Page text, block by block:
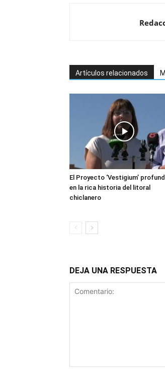
Artículos relacionados
El Proyecto ‘Vestigium’
en la rica historia del litoral
chiclanero
DEJA UNA RESPUESTA